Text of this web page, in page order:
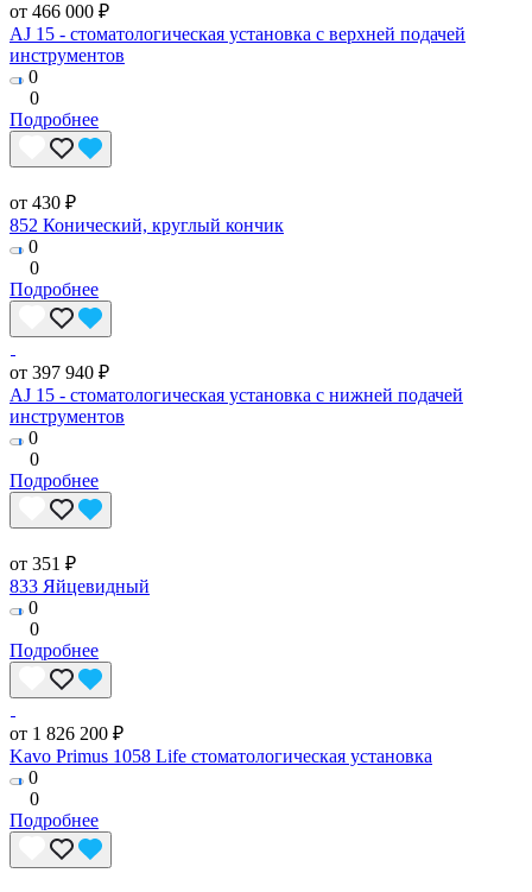
от 466 000 ₽
AJ 15 - стоматологическая установка с верхней подачей
инструментов
0
0
Подробнее
от 430 ₽
852 Конический, круглый кончик
0
0
Подробнее
от 397 940 ₽
AJ 15 - стоматологическая установка с нижней подачей
инструментов
0
0
Подробнее
от 351 ₽
833 Яйцевидный
0
0
Подробнее
от 1 826 200 ₽
Kavo Primus 1058 Life стоматологическая установка
0
0
Подробнее